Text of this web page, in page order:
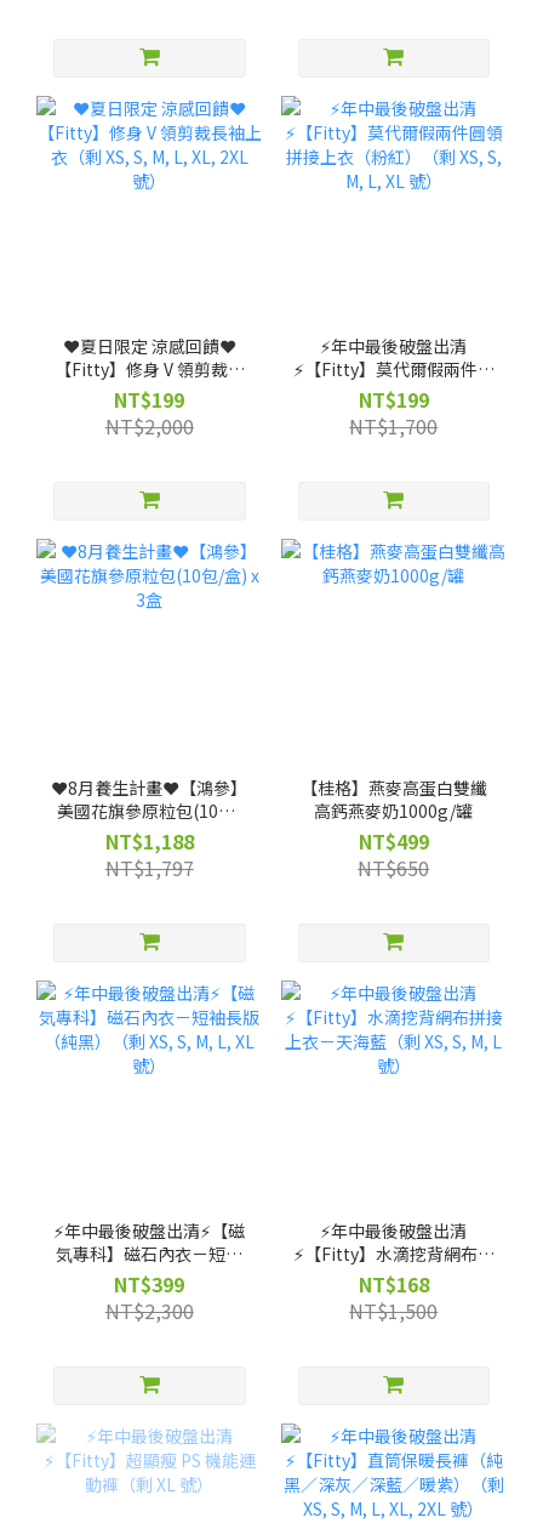
❤️夏日限定 涼感回饋❤️
【Fitty】修身 V 領剪裁長
袖上衣（剩 XS, S, M, L, XL,
2XL 號）
NT$199
NT$2,000
⚡️年中最後破盤出清
⚡️【Fitty】莫代爾假兩件圓
領拼接上衣（粉紅）（剩
XS, S, M, L, XL 號）
NT$199
NT$1,700
❤️8月養生計畫❤️【鴻參】
美國花旗參原粒包(10包/
盒) x 3盒
NT$1,188
NT$1,797
【桂格】燕麥高蛋白雙纖
高鈣燕麥奶1000g/罐
NT$499
NT$650
⚡️年中最後破盤出清⚡️【磁
気專科】磁石內衣－短袖
長版（純黑）（剩 XS, S,
M, L, XL 號）
NT$399
NT$2,300
⚡️年中最後破盤出清
⚡️【Fitty】水滴挖背網布拼
接上衣－天海藍（剩 XS, S,
M, L 號）
NT$168
NT$1,500